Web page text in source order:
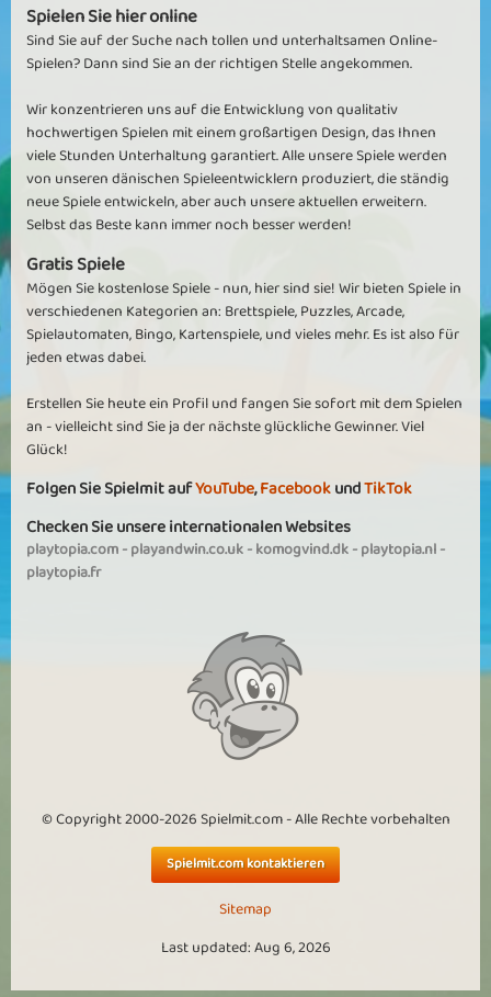
Spielen Sie hier online
Sind Sie auf der Suche nach tollen und unterhaltsamen Online-
Spielen? Dann sind Sie an der richtigen Stelle angekommen.
Wir konzentrieren uns auf die Entwicklung von qualitativ
hochwertigen Spielen mit einem großartigen Design, das Ihnen
viele Stunden Unterhaltung garantiert. Alle unsere Spiele werden
von unseren dänischen Spieleentwicklern produziert, die ständig
neue Spiele entwickeln, aber auch unsere aktuellen erweitern.
Selbst das Beste kann immer noch besser werden!
Gratis Spiele
Mögen Sie kostenlose Spiele - nun, hier sind sie! Wir bieten Spiele in
verschiedenen Kategorien an: Brettspiele, Puzzles, Arcade,
Spielautomaten, Bingo, Kartenspiele, und vieles mehr. Es ist also für
jeden etwas dabei.
Erstellen Sie heute ein Profil und fangen Sie sofort mit dem Spielen
an - vielleicht sind Sie ja der nächste glückliche Gewinner. Viel
Glück!
Folgen Sie Spielmit aufYouTube,FacebookundTikTok
Checken Sie unsere internationalen Websites
playtopia.com-playandwin.co.uk-komogvind.dk-playtopia.nl-
playtopia.fr
© Copyright 2000-2026 Spielmit.com - Alle Rechte vorbehalten
Spielmit.com kontaktieren
Sitemap
Last updated: Aug 6, 2026